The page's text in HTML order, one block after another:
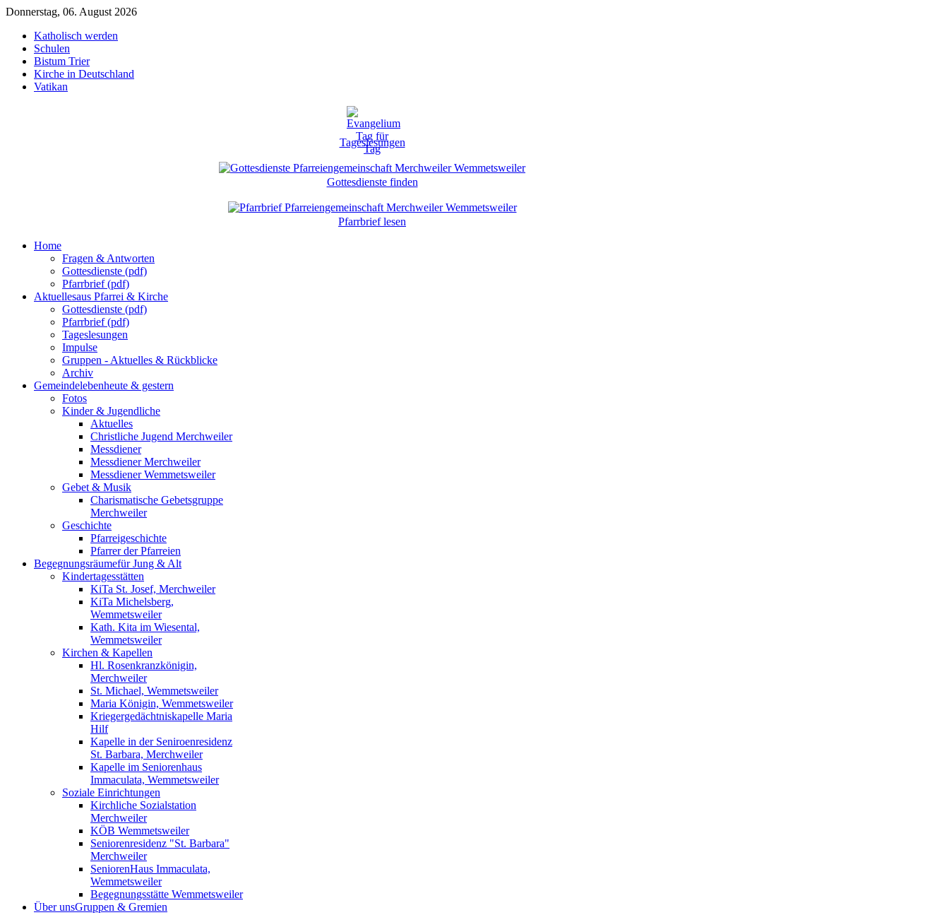
Donnerstag, 06. August 2026
Katholisch werden
Schulen
Bistum Trier
Kirche in Deutschland
Vatikan
Tageslesungen
Gottesdienste finden
Pfarrbrief lesen
Home
Fragen & Antworten
Gottesdienste (pdf)
Pfarrbrief (pdf)
Aktuellesaus Pfarrei & Kirche
Gottesdienste (pdf)
Pfarrbrief (pdf)
Tageslesungen
Impulse
Gruppen - Aktuelles & Rückblicke
Archiv
Gemeindelebenheute & gestern
Fotos
Kinder & Jugendliche
Aktuelles
Christliche Jugend Merchweiler
Messdiener
Messdiener Merchweiler
Messdiener Wemmetsweiler
Gebet & Musik
Charismatische Gebetsgruppe
Merchweiler
Geschichte
Pfarreigeschichte
Pfarrer der Pfarreien
Begegnungsräumefür Jung & Alt
Kindertagesstätten
KiTa St. Josef, Merchweiler
KiTa Michelsberg,
Wemmetsweiler
Kath. Kita im Wiesental,
Wemmetsweiler
Kirchen & Kapellen
Hl. Rosenkranzkönigin,
Merchweiler
St. Michael, Wemmetsweiler
Maria Königin, Wemmetsweiler
Kriegergedächtniskapelle Maria
Hilf
Kapelle in der Seniroenresidenz
St. Barbara, Merchweiler
Kapelle im Seniorenhaus
Immaculata, Wemmetsweiler
Soziale Einrichtungen
Kirchliche Sozialstation
Merchweiler
KÖB Wemmetsweiler
Seniorenresidenz "St. Barbara"
Merchweiler
SeniorenHaus Immaculata,
Wemmetsweiler
Begegnungsstätte Wemmetsweiler
Über unsGruppen & Gremien